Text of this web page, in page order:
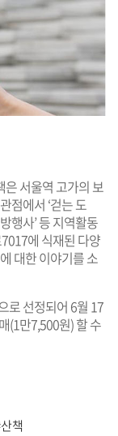
서울역 고가의 보
점에서 ‘걷는 도
행사’ 등 지역활동
에 식재된 다양
대한 이야기를 소
로 선정되어 6월 17
(1만7,500원) 할 수
책